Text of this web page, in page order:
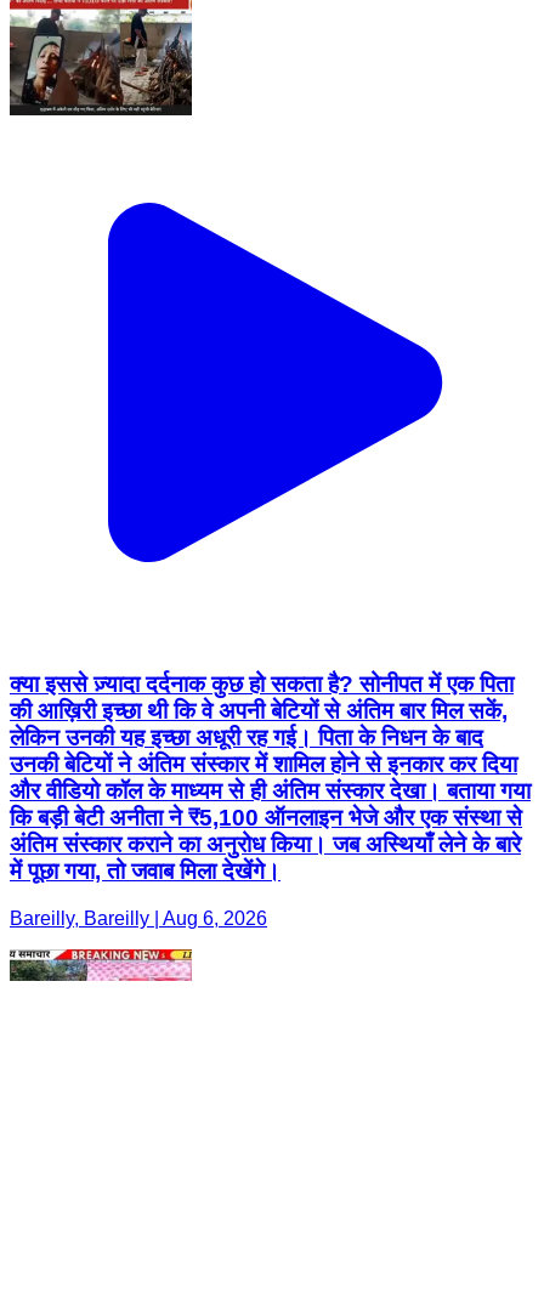
क्या इससे ज़्यादा दर्दनाक कुछ हो सकता है? सोनीपत में एक पिता
की आख़िरी इच्छा थी कि वे अपनी बेटियों से अंतिम बार मिल सकें,
लेकिन उनकी यह इच्छा अधूरी रह गई। पिता के निधन के बाद
उनकी बेटियों ने अंतिम संस्कार में शामिल होने से इनकार कर दिया
और वीडियो कॉल के माध्यम से ही अंतिम संस्कार देखा। बताया गया
कि बड़ी बेटी अनीता ने ₹5,100 ऑनलाइन भेजे और एक संस्था से
अंतिम संस्कार कराने का अनुरोध किया। जब अस्थियाँ लेने के बारे
में पूछा गया, तो जवाब मिला देखेंगे।
Bareilly, Bareilly | Aug 6, 2026